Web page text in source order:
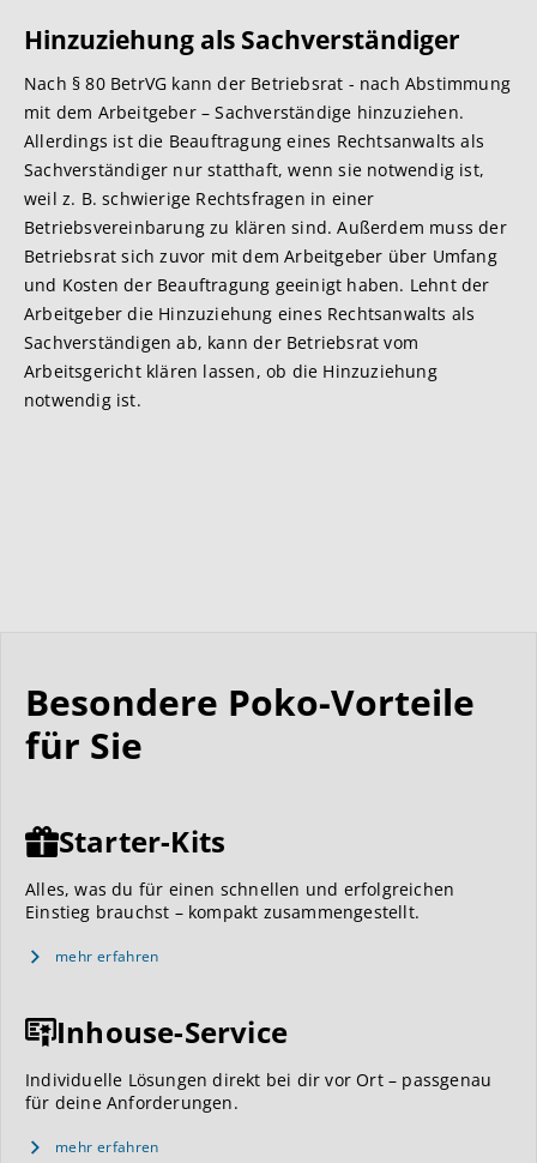
Hinzuziehung als Sachverständiger
Nach § 80 BetrVG kann der Betriebsrat - nach Abstimmung
mit dem Arbeitgeber – Sachverständige hinzuziehen.
Allerdings ist die Beauftragung eines Rechtsanwalts als
Sachverständiger nur statthaft, wenn sie notwendig ist,
weil z. B. schwierige Rechtsfragen in einer
Betriebsvereinbarung zu klären sind. Außerdem muss der
Betriebsrat sich zuvor mit dem Arbeitgeber über Umfang
und Kosten der Beauftragung geeinigt haben. Lehnt der
Arbeitgeber die Hinzuziehung eines Rechtsanwalts als
Sachverständigen ab, kann der Betriebsrat vom
Arbeitsgericht klären lassen, ob die Hinzuziehung
notwendig ist.
Besondere Poko-Vorteile
für Sie
Starter-Kits
Alles, was du für einen schnellen und erfolgreichen
Einstieg brauchst – kompakt zusammengestellt.
mehr erfahren
Inhouse-Service
Individuelle Lösungen direkt bei dir vor Ort – passgenau
für deine Anforderungen.
mehr erfahren